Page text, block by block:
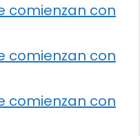
comienzan con
comienzan con
comienzan con